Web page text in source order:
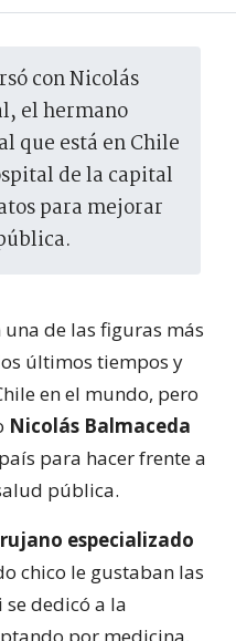
el hermano
que está en Chile
de la capital
para mejorar
una de las figuras más
últimos tiempos y
en el mundo, pero
Nicolás Balmaceda
para hacer frente a
pública.
especializado
chico le gustaban las
dedicó a la